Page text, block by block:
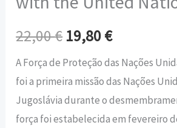
22,00€ 19,80€
A Força de Proteção das Nações
foi a primeira missão das Nações
Jugoslávia durante o
força foi estabelecida em fevereiro